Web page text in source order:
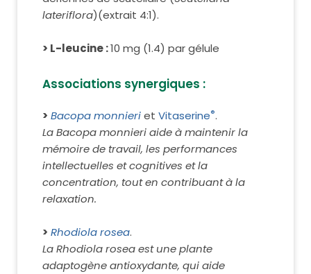
lateriflora)(extrait 4:1).
> L-leucine :10 mg (1.4) par gélule
Associations synergiques :
> Bacopa monnieriet Vitaserine®.
La Bacopa monnieri aide à maintenir la
mémoire de travail, les performances
intellectuelles et cognitives et la
concentration, tout en contribuant à la
relaxation.
> Rhodiola rosea.
La Rhodiola rosea est une plante
adaptogène antioxydante, qui aide